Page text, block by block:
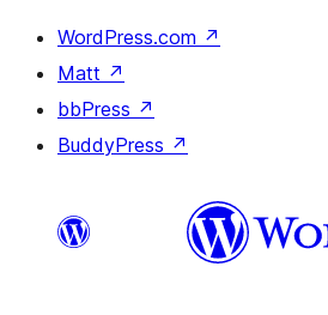
WordPress.com ↗
Matt ↗
bbPress ↗
BuddyPress ↗